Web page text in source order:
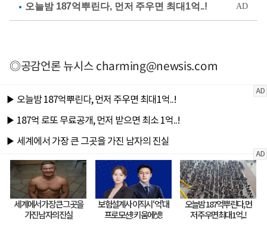
◎공감언론 뉴시스charming@newsis.com